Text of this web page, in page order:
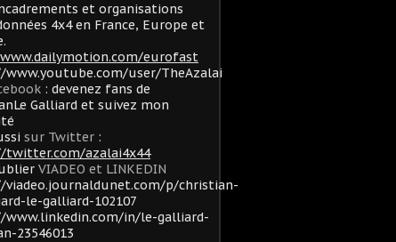
et organisations
4x4 en France, Europe et
eurofast
user/TheAzalai
: devenez fans de
Galliard et suivez mon
sur Twitter :
azalai4x44
VIADEO et LINKEDIN
p/christian-
le-galliard-102107
in/le-galliard-
23546013